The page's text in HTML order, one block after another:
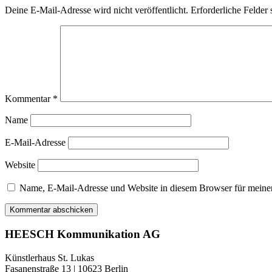
Deine E-Mail-Adresse wird nicht veröffentlicht. Erforderliche Felder
Kommentar *
Name
E-Mail-Adresse
Website
Name, E-Mail-Adresse und Website in diesem Browser für
HEESCH Kommunikation AG
Künstlerhaus St. Lukas
Fasanenstraße 13 | 10623 Berlin